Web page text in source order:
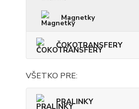
Magnetky
ČOKOTRANSFERY
VŠETKO PRE:
PRALINKY